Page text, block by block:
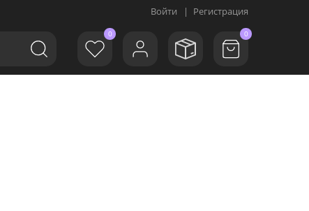
Войти | Регистрация
0 0